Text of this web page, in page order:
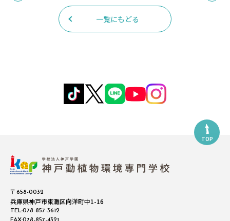
一覧にもどる
TOP
〒658-0032
兵庫県神戸市東灘区向洋町中1-16
TEL:078-857-3612